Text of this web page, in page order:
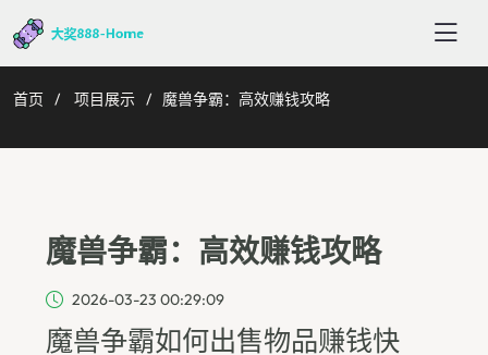
首页 项目展示 魔兽争霸：高效赚钱攻略
魔兽争霸：高效赚钱攻略
2026-03-23 00:29:09
魔兽争霸如何出售物品赚钱快